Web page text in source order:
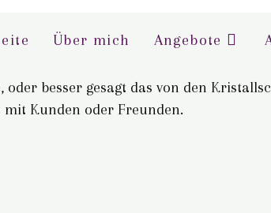
Über mich Angebote
besser gesagt das von den
Kunden oder Freunden.